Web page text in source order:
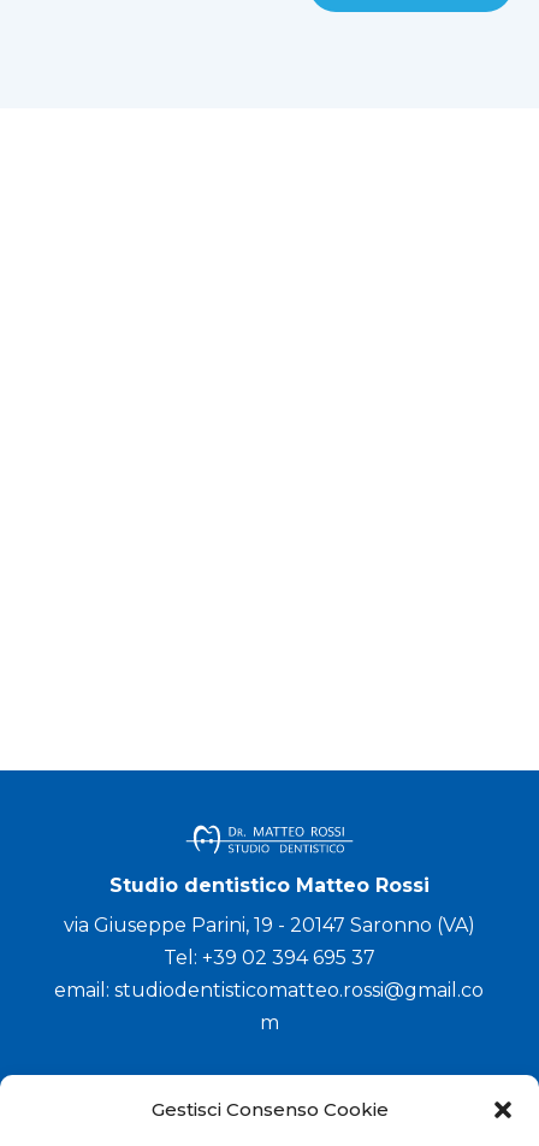
Gestisci Consenso Cookie
Studio dentistico Matteo Rossi
via Giuseppe Parini, 19 - 20147 Saronno (VA)
Tel: +39 02 394 695 37
email:studiodentisticomatteo.rossi@gmail.co
m
LINK UTILI